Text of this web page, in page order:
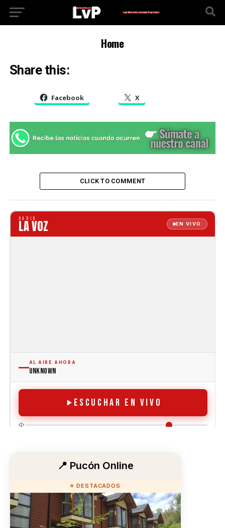
Home
Share this:
Facebook X
CLICK TO COMMENT
📍 Pucón Online
⭐ DESTACADOS